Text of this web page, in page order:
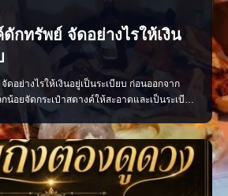
ดักทรัพย์ จัดอย่างไรให้เงิน
ดอย่างไรให้เงินอยู่เป็นระเบียบ ก่อนออกจาก
น้อยจัดกระเป๋าสตางค์ให้สะอาดและเป็นระเบียบ
ารเปิดทางรับพลังการเงินที่ดี • เก็บแบงก์ขวัญถุง
ช้ • เรียงธนบัตรไปในทิศทางเดียวกัน โดยหัน
บเสร็จ บิลเ